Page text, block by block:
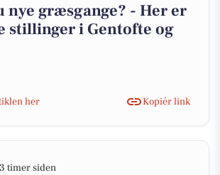
nye græsgange? - Her er
stillinger i Gentofte og
her
Kopiér link
timer siden